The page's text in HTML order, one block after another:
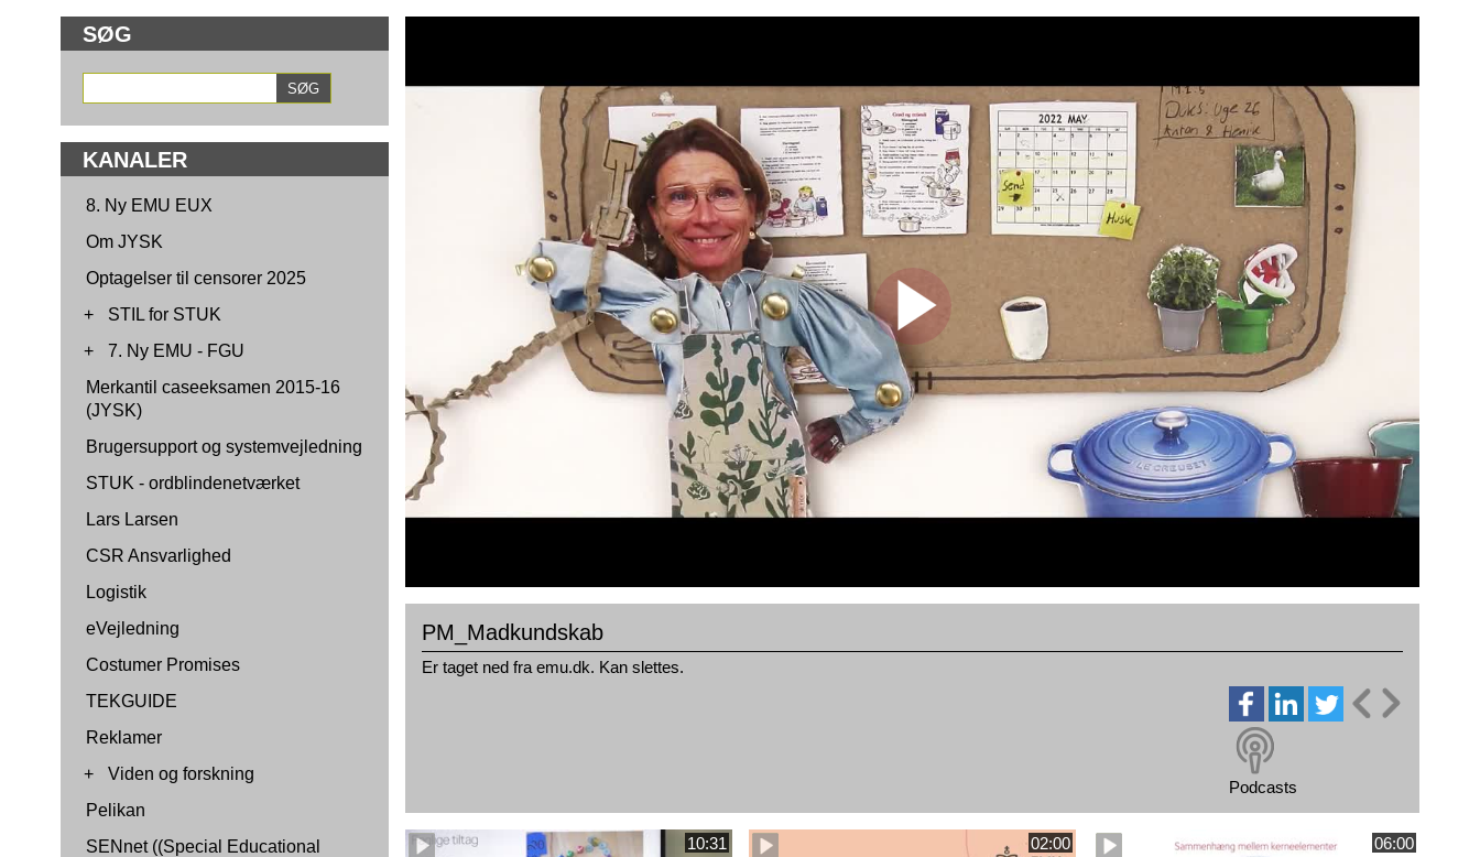
SØG
KANALER
8. Ny EMU EUX
Om JYSK
Optagelser til censorer 2025
+
STIL for STUK
+
7. Ny EMU - FGU
Merkantil caseeksamen 2015-16
(JYSK)
Brugersupport og systemvejledning
STUK - ordblindenetværket
Lars Larsen
CSR Ansvarlighed
Logistik
eVejledning
Costumer Promises
TEKGUIDE
Reklamer
+
Viden og forskning
Pelikan
SENnet ((Special Educational
PM_Madkundskab
Er taget ned fra emu.dk. Kan slettes.
Podcasts
10:31 02:00 06:00